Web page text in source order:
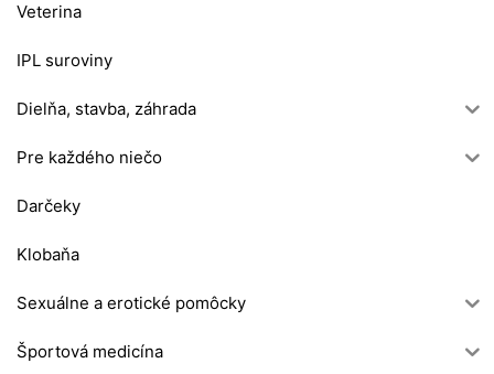
Veterina
IPL suroviny
Dielňa, stavba, záhrada
Pre každého niečo
Darčeky
Klobaňa
Sexuálne a erotické pomôcky
Športová medicína